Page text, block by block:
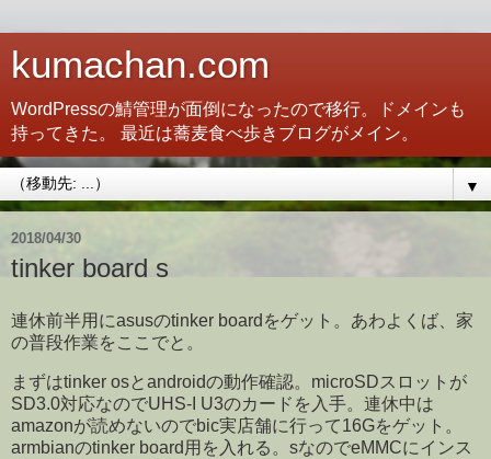
kumachan.com
WordPressの鯖管理が面倒になったので移行。ドメインも
持ってきた。 最近は蕎麦食べ歩きブログがメイン。
▼
2018/04/30
tinker board s
連休前半用にasusのtinker boardをゲット。あわよくば、家
の普段作業をここでと。
まずはtinker osとandroidの動作確認。microSDスロットが
SD3.0対応なのでUHS-I U3のカードを入手。連休中は
amazonが読めないのでbic実店舗に行って16Gをゲット。
armbianのtinker board用を入れる。sなのでeMMCにインス